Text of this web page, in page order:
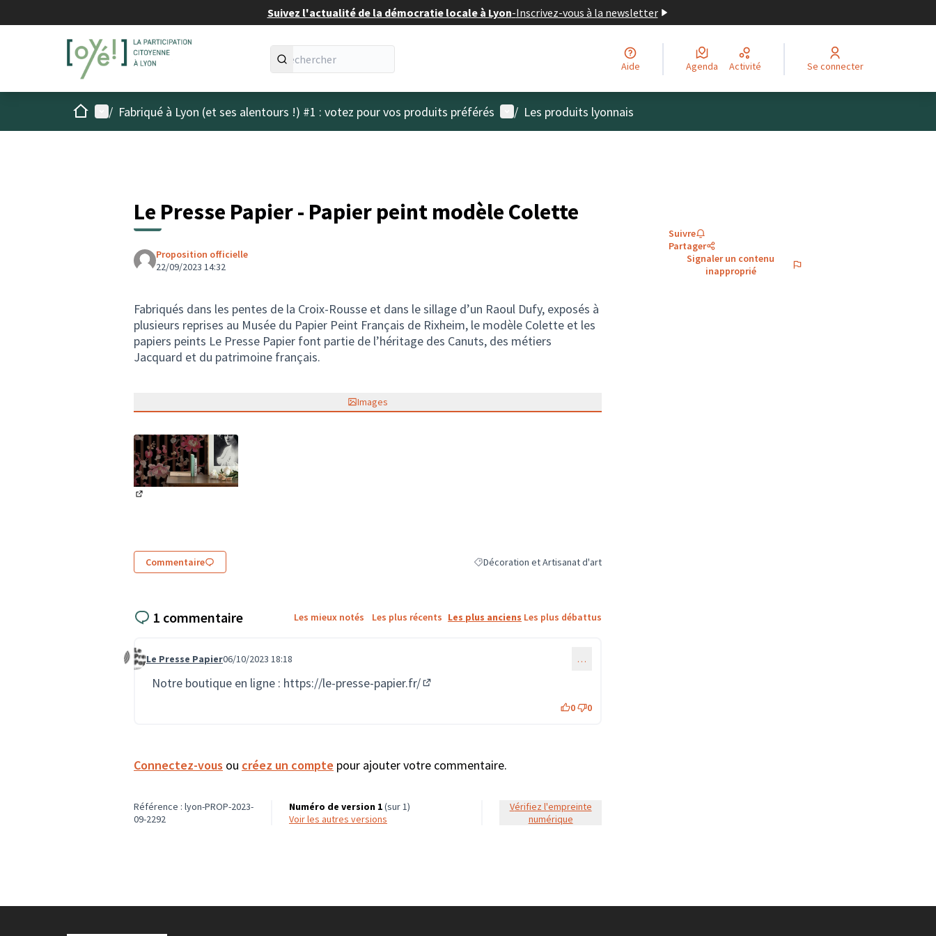
Suivez l'actualité de la démocratie locale à Lyon-Inscrivez-vous à la newsletter
Aide Agenda Activité Se connecter
AccueilMenu principal
/ Fabriqué à Lyon (et ses alentours !) #1 : votez pour vos produits préférés Menu utilisateur
/ Les produits lyonnais
Le Presse Papier - Papier peint modèle Colette
Proposition officielle
22/09/2023 14:32
Fabriqués dans les pentes de la Croix-Rousse et dans le sillage d’un Raoul Dufy, exposés à
plusieurs reprises au Musée du Papier Peint Français de Rixheim, le modèle Colette et les
papiers peints Le Presse Papier font partie de l’héritage des Canuts, des métiers
Jacquard et du patrimoine français.
Images
Commentaire Filtrer les résultats de la catégorie : Décoration et Artisanat d'art
Décoration et Artisanat d'art
Suivre
Partager
Signaler un contenu
inapproprié
1 commentaire Les mieux notés Les plus récents Les plus anciens Les plus débattus
Commentaire 1670
Le Presse Papier06/10/2023 18:18 …
Notre boutique en ligne : https://le-presse-papier.fr/
0 0
Connectez-vous ou créez un compte pour ajouter votre commentaire.
Référence : lyon-PROP-2023-
09-2292
Numéro de version 1(sur 1)
voir les autres versions
Vérifiez l'empreinte
numérique